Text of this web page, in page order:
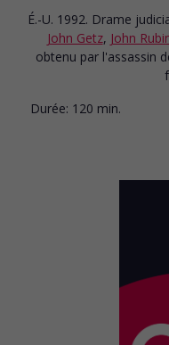
É.-U. 1992. Drame
John Getz, John
obtenu par l'assassin
Durée: 120 min.